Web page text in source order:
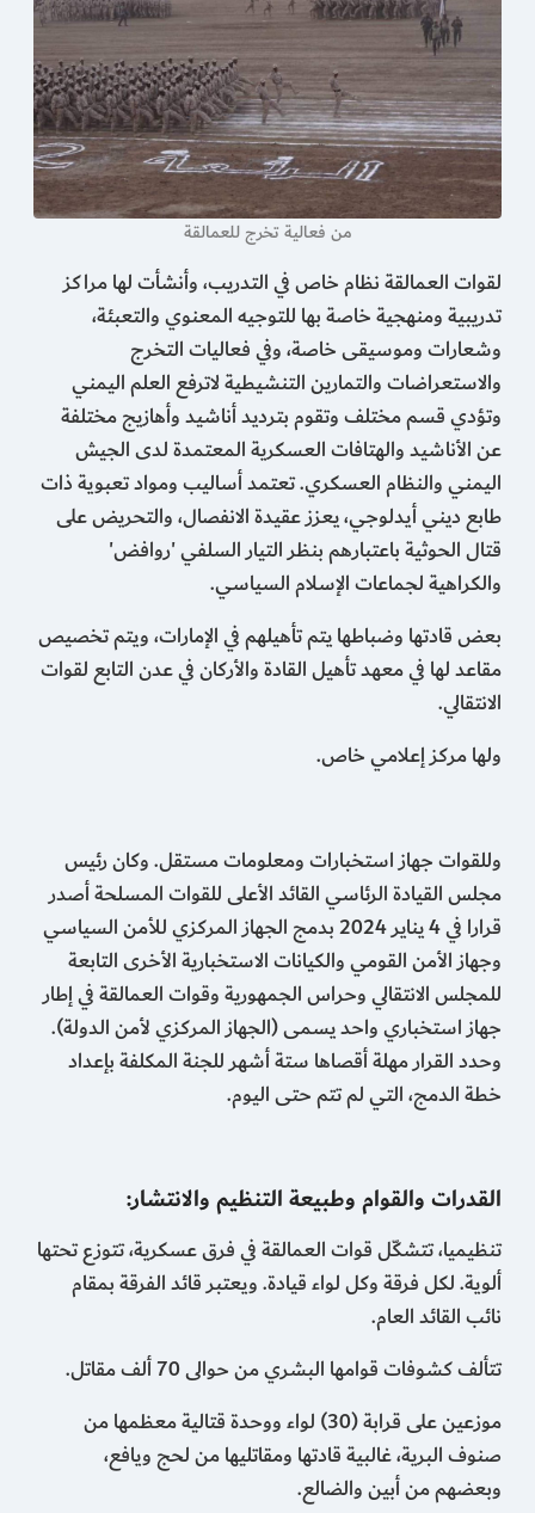
من فعالية تخرج للعمالقة
لقوات العمالقة نظام خاص في التدريب، وأنشأت لها مراكز
تدريبية ومنهجية خاصة بها للتوجيه المعنوي والتعبئة،
وشعارات وموسيقى خاصة، وفي فعاليات التخرج
والاستعراضات والتمارين التنشيطية لاترفع العلم اليمني
وتؤدي قسم مختلف وتقوم بترديد أناشيد وأهازيج مختلفة
عن الأناشيد والهتافات العسكرية المعتمدة لدى الجيش
اليمني والنظام العسكري. تعتمد أساليب ومواد تعبوية ذات
طابع ديني أيدلوجي، يعزز عقيدة الانفصال، والتحريض على
قتال الحوثية باعتبارهم بنظر التيار السلفي 'روافض'
والكراهية لجماعات الإسلام السياسي.
بعض قادتها وضباطها يتم تأهيلهم في الإمارات، ويتم تخصيص
مقاعد لها في معهد تأهيل القادة والأركان في عدن التابع لقوات
الانتقالي.
ولها مركز إعلامي خاص.
وللقوات جهاز استخبارات ومعلومات مستقل. وكان رئيس
مجلس القيادة الرئاسي القائد الأعلى للقوات المسلحة أصدر
قرارا في 4 يناير 2024 بدمج الجهاز المركزي للأمن السياسي
وجهاز الأمن القومي والكيانات الاستخبارية الأخرى التابعة
للمجلس الانتقالي وحراس الجمهورية وقوات العمالقة في إطار
جهاز استخباري واحد يسمى (الجهاز المركزي لأمن الدولة).
وحدد القرار مهلة أقصاها ستة أشهر للجنة المكلفة بإعداد
خطة الدمج، التي لم تتم حتى اليوم.
القدرات والقوام وطبيعة التنظيم والانتشار:
تنظيميا، تتشكّل قوات العمالقة في فرق عسكرية، تتوزع تحتها
ألوية. لكل فرقة وكل لواء قيادة. ويعتبر قائد الفرقة بمقام
نائب القائد العام.
تتألف كشوفات قوامها البشري من حوالى 70 ألف مقاتل.
موزعين على قرابة (30) لواء ووحدة قتالية معظمها من
صنوف البرية، غالبية قادتها ومقاتليها من لحج ويافع،
وبعضهم من أبين والضالع.